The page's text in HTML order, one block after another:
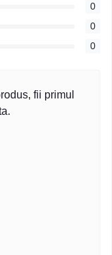
0
0
0
fii primul